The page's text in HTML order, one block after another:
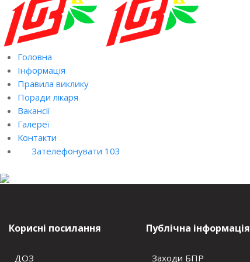
Головна
Інформація
Правила виклику
Поради лікаря
Вакансії
Галереї
Контакти
Зателефонувати 103
Корисні посилання
ДОЗ
Публічна інформація
Заходи БПР